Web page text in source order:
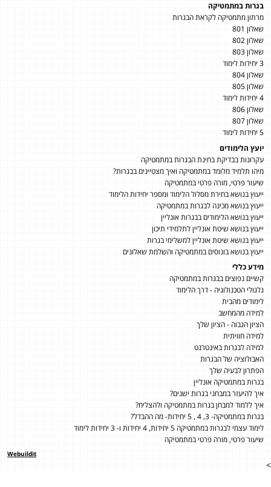
בגרות במתמטיקה
מרתון מתמטיקה לקראת הבגרות
שאלון 801
שאלון 802
שאלון 803
3 יחידות לימוד
שאלון 804
שאלון 805
4 יחידות לימוד
שאלון 806
שאלון 807
5 יחידות לימוד
יועץ הלימודים
עקרונות בבדיקת בחינת הבגרות במתמטיקה
מיהו תלמיד מלומד במתמטיקה ואיך מצטיינים בבגרות?
שיעור פרטי, מורה פרטי במתמטיקה
ייעוץ בנושא בחירת מסלול הלימוד ומספר יחידות הלימוד
ייעוץ בנושא מכינה לבגרות במתמטיקה
ייעוץ בנושא הלימודים בבגרות אונליין
ייעוץ בנושא שיטת אונליין לתלמידי תיכון
ייעוץ בנושא שיטת אונליין למשלימי בגרות
ייעוץ בנושא בונוסים במתמטיקה והשלמת שאלונים
מידע כללי
קשיים נפוצים בבגרות במתמטיקה
גלגולי הטכנולוגיה - דרך הלימוד
לימודים מהבית
למידה מהמחשב
הציון הגבוה - הציון שלך
למידה חוויתית
למידה לבגרות באינטרנט
האבולוציה של הבגרות
הפתרון לבעיה שלך
בגרות במתמטיקה אונליין
איך להיעזר במבחני בגרות ישנים?
איך ללמוד למבחן בגרות במתמטיקה ולהצליח?
בגרות במתמטיקה- 3, 4 , 5 יחידות- מה ההבדל?
לימוד עצמי לבגרות במתמטיקה 5 יחידות, 4 יחידות ו- 3 יחידות לימוד
שיעור פרטי, מורה פרטי במתמטיקה
Webuildit
>